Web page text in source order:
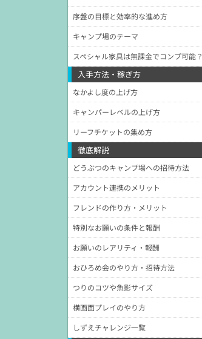
序盤の目標と効率的な進め方
キャンプ場のテーマ
スペシャル家具は無課金でコンプ可能？
入手方法・稼ぎ方
なかよし度の上げ方
キャンパーレベルの上げ方
リーフチケットの集め方
徹底解説
どうぶつのキャンプ場への招待方法
アカウント連携のメリット
フレンドの作り方・メリット
特別なお願いの条件と報酬
お願いのレアリティ・報酬
おひろめ会のやり方・招待方法
つりのコツや魚影サイズ
横画面プレイのやり方
しずえチャレンジ一覧